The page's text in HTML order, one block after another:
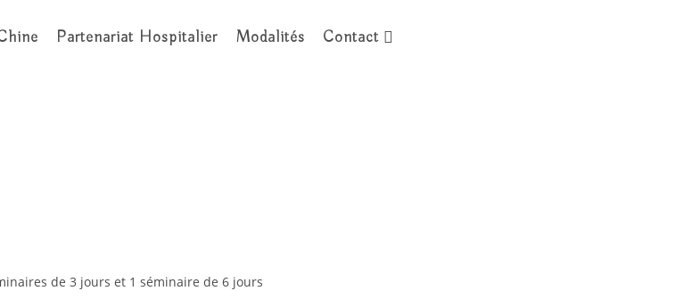
Partenariat Hospitalier Modalités Contact
de 3 jours et 1 séminaire de 6 jours